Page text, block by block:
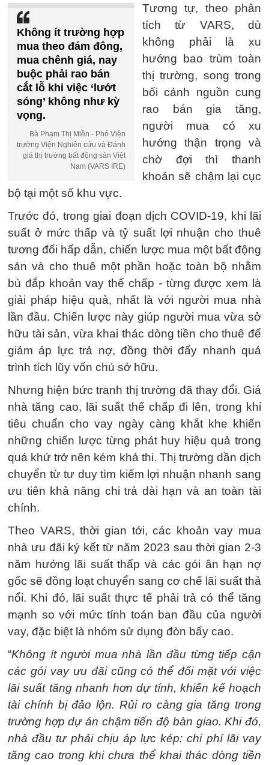
Không ít trường hợp
mua theo đám đông,
mua chênh giá, nay
buộc phải rao bán
cắt lỗ khi việc ‘lướt
sóng’ không như kỳ
vọng.
Bà Phạm Thị Miền - Phó Viện
trưởng Viện Nghiên cứu và Đánh
giá thị trường bất động sản Việt
Nam (VARS IRE)
Tương tự, theo phân
tích từ VARS, dù
không phải là xu
hướng bao trùm toàn
thị trường, song trong
bối cảnh nguồn cung
rao bán gia tăng,
người mua có xu
hướng thận trọng và
chờ đợi thì thanh
khoản sẽ chậm lại cục
bộ tại một số khu vực.
Trước đó, trong giai đoạn dịch COVID-19, khi lãi
suất ở mức thấp và tỷ suất lợi nhuận cho thuê
tương đối hấp dẫn, chiến lược mua một bất động
sản và cho thuê một phần hoặc toàn bộ nhằm
bù đắp khoản vay thế chấp - từng được xem là
giải pháp hiệu quả, nhất là với người mua nhà
lần đầu. Chiến lược này giúp người mua vừa sở
hữu tài sản, vừa khai thác dòng tiền cho thuê để
giảm áp lực trả nợ, đồng thời đẩy nhanh quá
trình tích lũy vốn chủ sở hữu.
Nhưng hiện bức tranh thị trường đã thay đổi. Giá
nhà tăng cao, lãi suất thế chấp đi lên, trong khi
tiêu chuẩn cho vay ngày càng khắt khe khiến
những chiến lược từng phát huy hiệu quả trong
quá khứ trở nên kém khả thi. Thị trường dần dịch
chuyển từ tư duy tìm kiếm lợi nhuận nhanh sang
ưu tiên khả năng chi trả dài hạn và an toàn tài
chính.
Theo VARS, thời gian tới, các khoản vay mua
nhà ưu đãi ký kết từ năm 2023 sau thời gian 2-3
năm hưởng lãi suất thấp và các gói ân hạn nợ
gốc sẽ đồng loạt chuyển sang cơ chế lãi suất thả
nổi. Khi đó, lãi suất thực tế phải trả có thể tăng
mạnh so với mức tính toán ban đầu của người
vay, đặc biệt là nhóm sử dụng đòn bẩy cao.
“Không ít người mua nhà lần đầu từng tiếp cận
các gói vay ưu đãi cũng có thể đối mặt với việc
lãi suất tăng nhanh hơn dự tính, khiến kế hoạch
tài chính bị đảo lộn. Rủi ro càng gia tăng trong
trường hợp dự án chậm tiến độ bàn giao. Khi đó,
nhà đầu tư phải chịu áp lực kép: chi phí lãi vay
tăng cao trong khi chưa thể khai thác dòng tiền